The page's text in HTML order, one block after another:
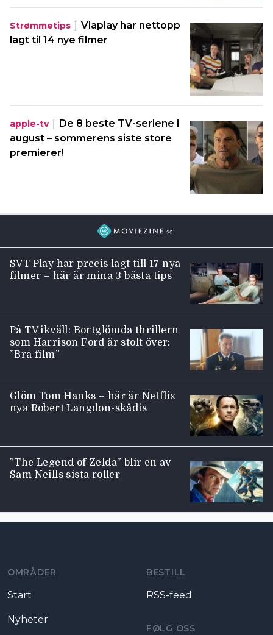
Strømmetips | Viaplay har nettopp
lagt til 14 nye filmer
apple-tv| De 8 beste TV-seriene i
august – sommerens siste store
premierer!
SVT Play har precis lagt till 17 nya
filmer – här är mina 3 bästa tips
På TV ikväll: Bortglömda thrillern
som Harrison Ford är stolt över:
”Bra film”
Glöm Tom Hanks – här är Netflix
nya Robert Langdon-skådis
”The Legend of Zelda” blir en av
Sam Neills sista roller
OMRÅDER
Start
Nyheter
BESTILL
RSS-feed
FØLG OSS